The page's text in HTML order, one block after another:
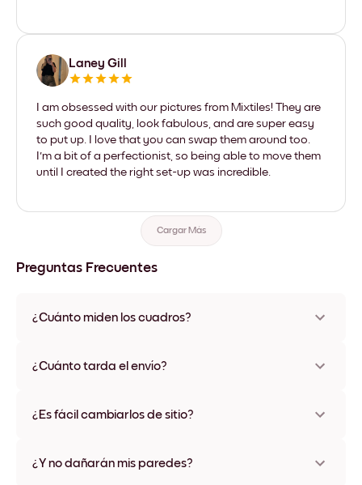
Laney Gill
I am obsessed with our pictures from Mixtiles! They are
such good quality, look fabulous, and are super easy
to put up. I love that you can swap them around too.
I'm a bit of a perfectionist, so being able to move them
until I created the right set-up was incredible.
Cargar Más
Preguntas Frecuentes
¿Cuánto miden los cuadros?
varios materiales y colores de marco, incluidas opciones sin
¿Cuánto tarda el envío?
disponibles en algunos países. Te enviaremos un número de
¿Es fácil cambiarlos de sitio?
ningún daño
¿Y no dañarán mis paredes?